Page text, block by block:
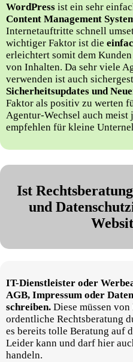
WordPress ist ein sehr
Content Management
Internetauftritte schnell
wichtiger Faktor ist die
erleichtert somit dem
von Inhalten. Da sehr viele
verwenden ist auch
Sicherheitsupdates und
Faktor als positiv zu werten
Agentur-Wechsel auch
empfehlen für kleine
Ist
und
IT-Dienstleister oder
AGB, Impressum oder
schreiben. Diese müssen
ordentliche Rechtsberatung
es bereits tolle Beratung auf
Leider kann und darf hier
handeln.